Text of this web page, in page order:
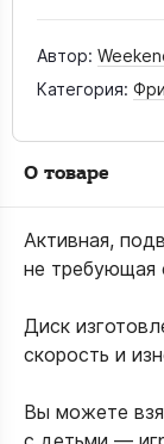
Автор:
Категория:
О товаре
Активная,
не требующая
Диск
скорость и
Вы можете